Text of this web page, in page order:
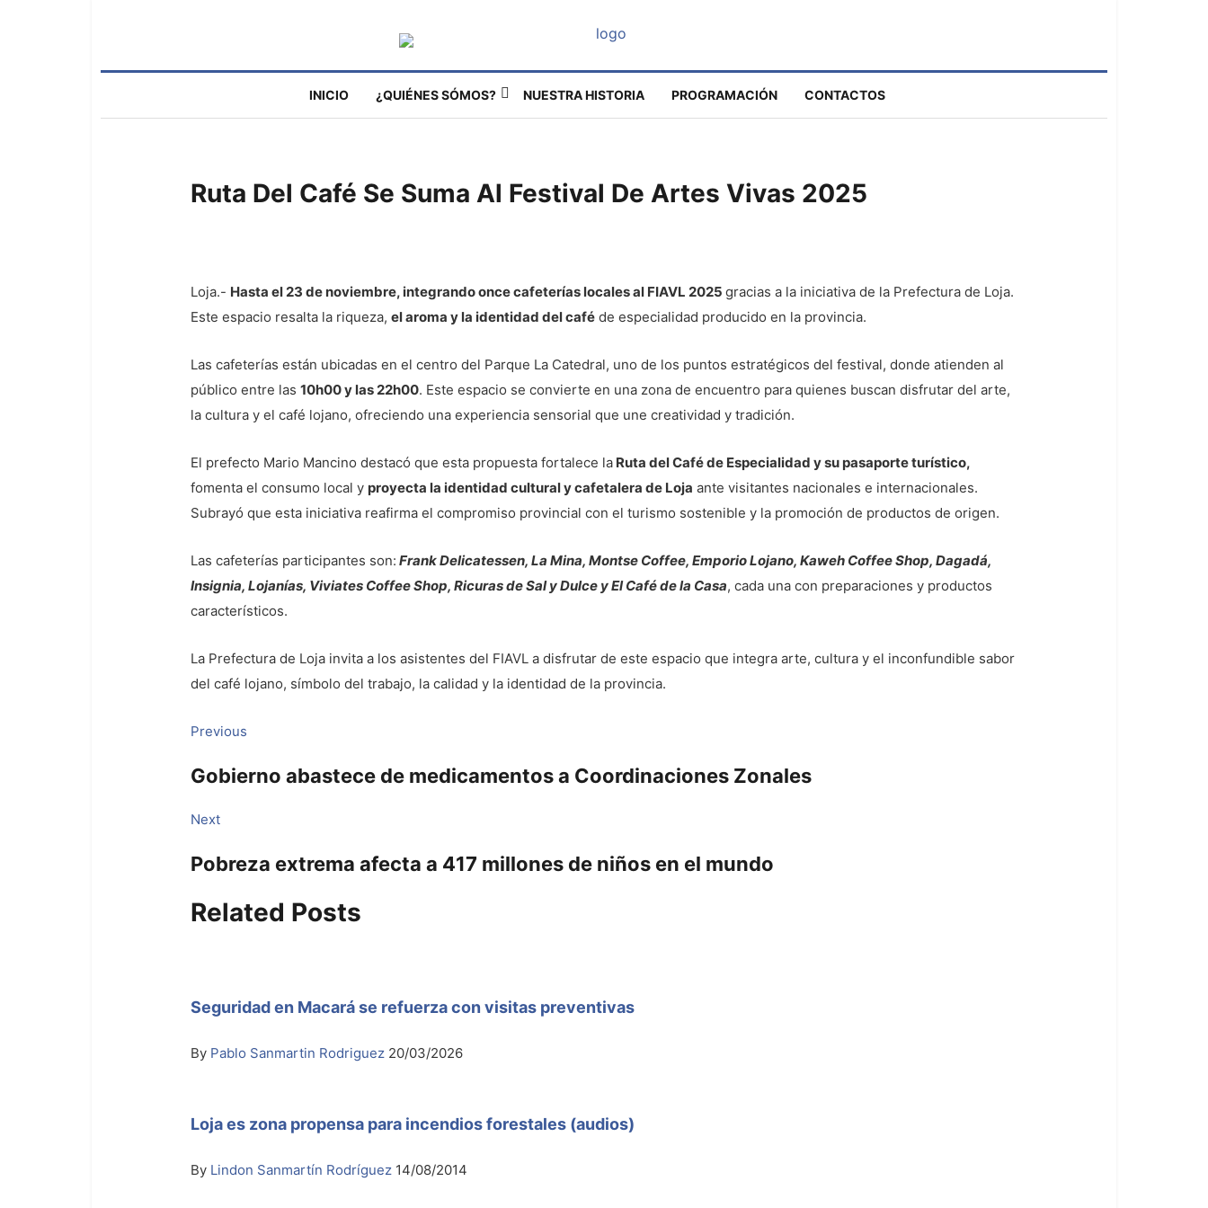
INICIO ¿QUIÉNES SÓMOS? NUESTRA HISTORIA PROGRAMACIÓN CONTACTOS
Ruta Del Café Se Suma Al Festival De Artes Vivas 2025
Loja.- Hasta el 23 de noviembre, integrando once cafeterías locales al FIAVL 2025 gracias a la iniciativa de la Prefectura de Loja.
Este espacio resalta la riqueza, el aroma y la identidad del café de especialidad producido en la provincia.
Las cafeterías están ubicadas en el centro del Parque La Catedral, uno de los puntos estratégicos del festival, donde atienden al
público entre las 10h00 y las 22h00. Este espacio se convierte en una zona de encuentro para quienes buscan disfrutar del arte,
la cultura y el café lojano, ofreciendo una experiencia sensorial que une creatividad y tradición.
El prefecto Mario Mancino destacó que esta propuesta fortalece la Ruta del Café de Especialidad y su pasaporte turístico,
fomenta el consumo local y proyecta la identidad cultural y cafetalera de Loja ante visitantes nacionales e internacionales.
Subrayó que esta iniciativa reafirma el compromiso provincial con el turismo sostenible y la promoción de productos de origen.
Las cafeterías participantes son: Frank Delicatessen, La Mina, Montse Coffee, Emporio Lojano, Kaweh Coffee Shop, Dagadá,
Insignia, Lojanías, Viviates Coffee Shop, Ricuras de Sal y Dulce y El Café de la Casa, cada una con preparaciones y productos
característicos.
La Prefectura de Loja invita a los asistentes del FIAVL a disfrutar de este espacio que integra arte, cultura y el inconfundible sabor
del café lojano, símbolo del trabajo, la calidad y la identidad de la provincia.
Navegación
de
Previous
Gobierno abastece de medicamentos a Coordinaciones Zonales
NextNext
Pobreza extrema afecta a 417 millones de niños en el mundo
Related Posts
Seguridad en Macará se refuerza con visitas preventivas
By Pablo Sanmartin Rodriguez 20/03/2026
Loja es zona propensa para incendios forestales (audios)
By Lindon Sanmartín Rodríguez 14/08/2014